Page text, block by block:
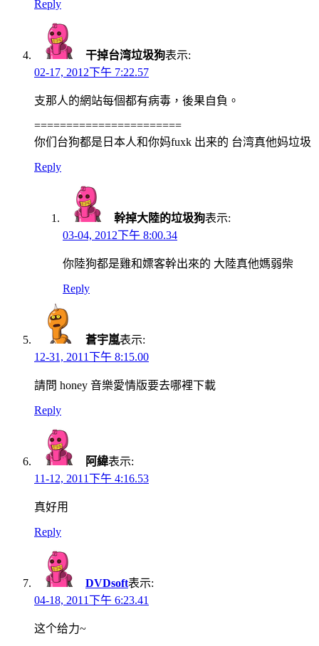
Reply
干掉台湾垃圾狗表示:
02-17, 2012下午 7:22.57
支那人的網站每個都有病毒，後果自負。
=======================
你们台狗都是日本人和你妈fuxk 出来的 台湾真他妈垃圾
Reply
幹掉大陸的垃圾狗表示:
03-04, 2012下午 8:00.34
你陸狗都是雞和嫖客幹出來的 大陸真他媽弱柴
Reply
蒼宇嵐表示:
12-31, 2011下午 8:15.00
請問 honey 音樂愛情版要去哪裡下載
Reply
阿緯表示:
11-12, 2011下午 4:16.53
真好用
Reply
DVDsoft表示:
04-18, 2011下午 6:23.41
这个给力~